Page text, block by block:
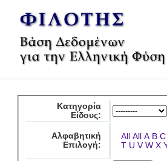
Κατηγορία
Είδους:
Αλφαβητική
Επιλογή:
All All A B C
T U V W X